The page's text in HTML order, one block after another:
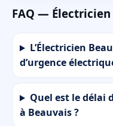
FAQ —
L’Électricien
d’urgence
Quel est le délai
à Beauvais ?